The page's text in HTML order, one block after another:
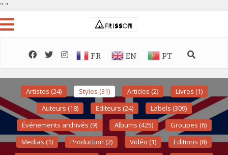
" "
FR EN PT
Artistes (24) Styles (31) Articles (2)
Livres (1)
Auteurs (18)
Editeurs (24)
Labels (309)
Événements archivés (9)
Albums (425)
Groupes (6)
Medias (1)
Production (2) Vidéo (1)
Editions (8)